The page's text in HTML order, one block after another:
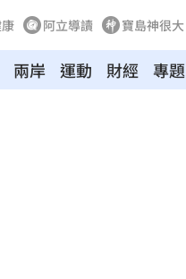
阿立導讀 寶島神很大
兩岸 運動 財經 專題